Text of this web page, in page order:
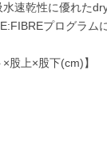
水速乾性に優れた
プログラム
股上×股下(cm)】